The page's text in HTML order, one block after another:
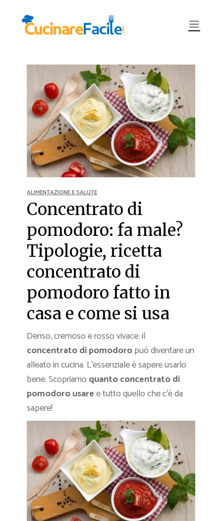
ALIMENTAZIONE E SALUTE
Concentrato di
pomodoro: fa male?
Tipologie, ricetta
concentrato di
pomodoro fatto in
casa e come si usa
Denso, cremoso e rosso vivace: il
concentrato di pomodoropuò diventare un
alleato in cucina. L’essenziale è sapere usarlo
bene. Scopriamo quanto concentrato di
pomodoro usaree tutto quello che c’è da
sapere!